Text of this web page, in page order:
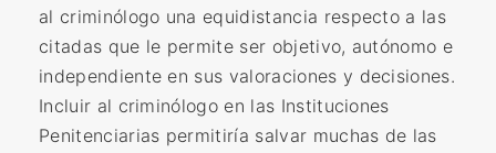
al criminólogo una equidistancia respecto a las
citadas que le permite ser objetivo, autónomo e
independiente en sus valoraciones y decisiones.
Incluir al criminólogo en las Instituciones
Penitenciarias permitiría salvar muchas de las